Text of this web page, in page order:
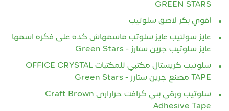
GREEN STARS
اقوي بكر لاصق سلوتيب
عايز سولتيب عايز سلوتب ماسمهاش كده على فكره اسمها
عايز سلوتيب جرين ستارز - Green Stars
سلوتيب كريستال مكتبي للمكتبات OFFICE CRYSTAL
TAPE مصنع جرين ستارز - Green Stars
سلوتيب ورقي بني كرافت حراراري Craft Brown
Adhesive Tape